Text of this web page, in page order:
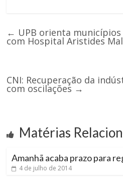
← UPB orienta
com Hospital Aristides
CNI: Recuperação da
com oscilações →
Matérias
Amanhã acaba prazo para
4 de julho de 2014